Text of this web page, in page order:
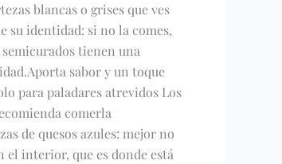
blancas o grises que ves
su identidad: si no la comes,
semicurados tienen una
sabor y un toque
para paladares atrevidos Los
comerla
de quesos azules: mejor no
el interior, que es donde está